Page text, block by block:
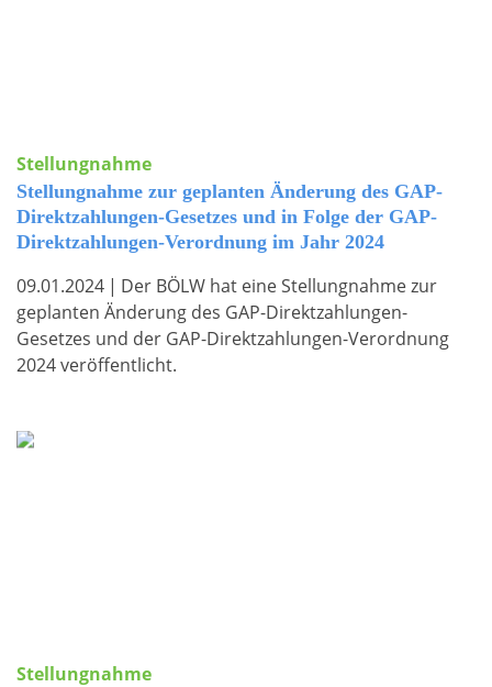
Stellungnahme
Stellungnahme zur geplanten Änderung des GAP-
Direktzahlungen-Gesetzes und in Folge der GAP-
Direktzahlungen-Verordnung im Jahr 2024
09.01.2024 | Der BÖLW hat eine Stellungnahme zur
geplanten Änderung des GAP-Direktzahlungen-
Gesetzes und der GAP-Direktzahlungen-Verordnung
2024 veröffentlicht.
Stellungnahme